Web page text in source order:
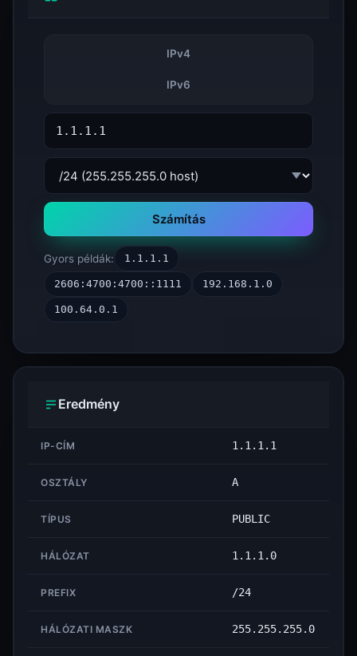
IPv4
IPv6
Számítás
Gyors példák: 1.1.1.1
2606:4700:4700::1111 192.168.1.0
100.64.0.1
Eredmény
IP-CÍM 1.1.1.1
OSZTÁLY A
TÍPUS PUBLIC
HÁLÓZAT 1.1.1.0
PREFIX /24
HÁLÓZATI MASZK 255.255.255.0